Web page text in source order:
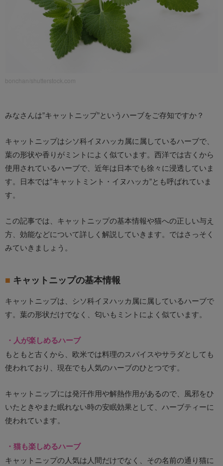
bonchan/shutterstock.com
みなさんは”キャットニップ”というハーブをご存知ですか？
キャットニップはシソ科イヌハッカ属に属しているハーブで、
葉の形状や香りがミントによく似ています。西洋では古くから
使用されているハーブで、近年は日本でも徐々に浸透していま
す。日本では”キャットミント・イヌハッカ”とも呼ばれていま
す。
この記事では、キャットニップの基本情報や猫への正しい与え
方、効能などについて詳しく解説していきます。ではさっそく
みていきましょう。
キャットニップの基本情報
キャットニップは、シソ科イヌハッカ属に属しているハーブで
す。葉の形状だけでなく、匂いもミントによく似ています。
・人が楽しめるハーブ
もともと古くから、欧米では料理のスパイスやサラダとしても
使われており、現在でも人気のハーブのひとつです。
キャットニップには発汗作用や解熱作用があるので、風邪をひ
いたときやまた眠れない時の安眠効果として、ハーブティーに
使われています。
・猫も楽しめるハーブ
キャットニップの人気は人間だけでなく、その名前の通り猫に